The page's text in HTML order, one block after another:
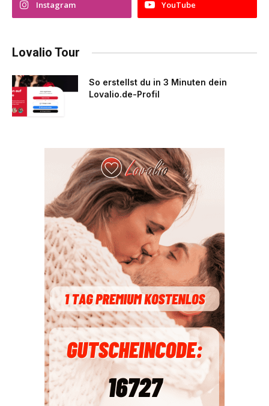
Instagram YouTube
Lovalio Tour
So erstellst du in 3 Minuten dein
Lovalio.de-Profil